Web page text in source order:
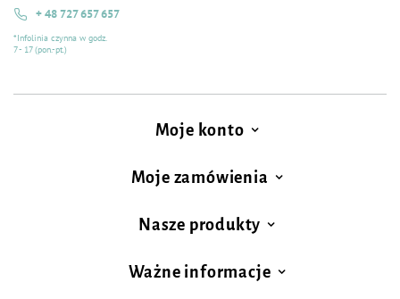
+ 48 727 657 657
*Infolinia czynna w godz.
7 - 17 (pon.-pt.)
Moje konto
Moje zamówienia
Nasze produkty
Ważne informacje